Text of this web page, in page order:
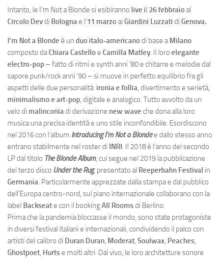
Intanto, le I’m Not a Blonde si esibiranno live il 26 febbraioal
Circolo Devdi Bolognae l’11 marzoai Giardini Luzzati di Genova.
I’m Not a Blonde è un duo italo-americanodi base aMilano
composto daChiara Castelloe Camilla Matley. Il loro elegante
electro-pop – fatto di ritmi e synth anni ’80 e chitarre e melodie dal
sapore punk/rock anni ’90 – si muove in perfetto equilibrio fra gli
aspetti delle due personalità: ironia e follia, divertimento e serietà,
minimalismo e art-pop, digitale e analogico. Tutto avvolto da un
velo di malinconiadi derivazione new wave che dona alla loro
musica una precisa identità e uno stile inconfondibile. Esordiscono
nel 2016 con l’album Introducing I’m Not a Blondee dallo stesso anno
entrano stabilmente nel roster di INRI. Il 2018 è l’anno del secondo
LP dal titolo The Blonde Album, cui segue nel 2019 la pubblicazione
del terzo disco Under the Rug, presentato al Reeperbahn Festival in
Germania. Particolarmente apprezzate dalla stampa e dal pubblico
dell’Europa centro-nord, sul piano internazionale collaborano con la
label Backseate con il bookingAll Roomsdi Berlino.
Prima che la pandemia bloccasse il mondo, sono state protagoniste
in diversi festival italiani e internazionali, condividendo il palco con
artisti del calibro di Duran Duran, Moderat, Soulwax, Peaches,
Ghostpoet, Hurtse molti altri. Dal vivo, le loro architetture sonore